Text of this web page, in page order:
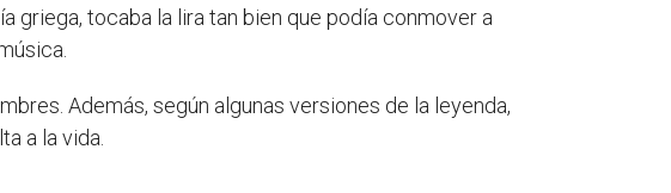
griega, tocaba la lira tan bien que podía conmover a
Además, según algunas versiones de la leyenda,
a la vida.